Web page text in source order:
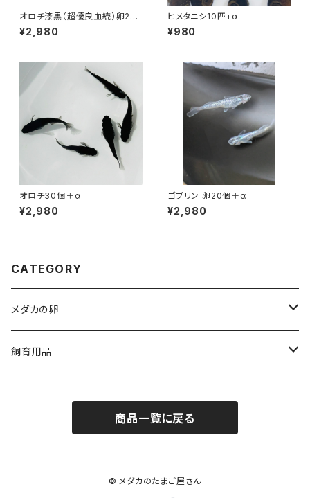
オロチ漆黒（超優良血統）卵20
個＋α
¥2,980
ヒメタニシ10匹+α
¥980
オロチ30個＋α
¥2,980
ゴブリン 卵20個＋α
¥2,980
CATEGORY
メダカの卵
人気品種
飼育用品
medaka-goods
商品一覧に戻る
© メダカのたまご屋さん